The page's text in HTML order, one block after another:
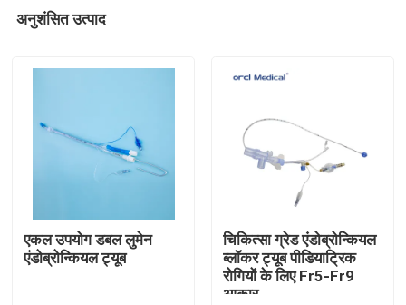
अनुशंसित उत्पाद
एकल उपयोग डबल लुमेन
एंडोब्रोन्कियल ट्यूब
चिकित्सा ग्रेड एंडोब्रोन्कियल
ब्लॉकर ट्यूब पीडियाट्रिक
रोगियों के लिए Fr5-Fr9
आकार